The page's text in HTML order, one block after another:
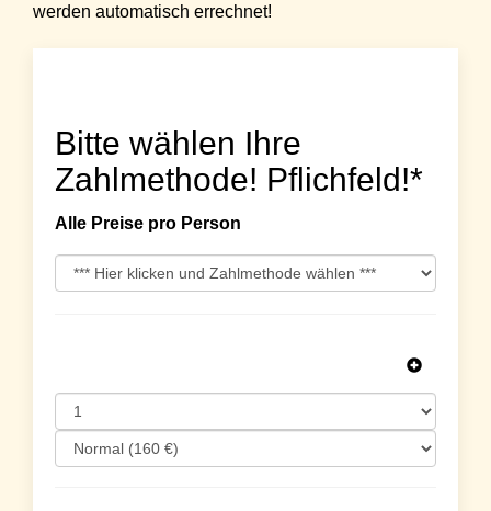
werden automatisch errechnet!
Bitte wählen Ihre
Zahlmethode! Pflichfeld!*
Alle Preise pro Person